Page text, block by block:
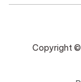
Copyright ©